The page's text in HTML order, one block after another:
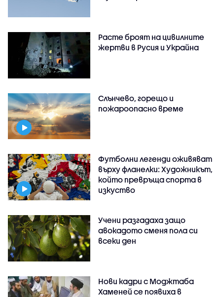
Расте броят на цивилните
жертви в Русия и Украйна
Слънчево, горещо и
пожароопасно време
Футболни легенди оживяват
върху фланелки: Художникът,
който превръща спорта в
изкуство
Учени разгадаха защо
авокадото сменя пола си
всеки ден
Нови кадри с Моджтаба
Хаменей се появиха в